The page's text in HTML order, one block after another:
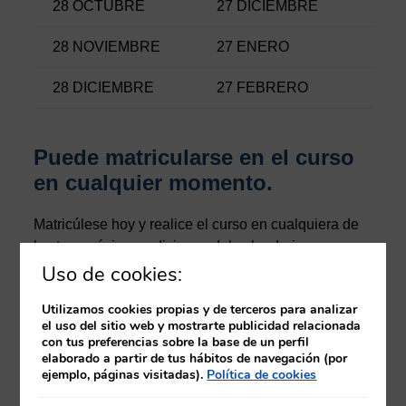
28 OCTUBRE 27 DICIEMBRE
28 NOVIEMBRE 27 ENERO
28 DICIEMBRE 27 FEBRERO
Puede matricularse en el curso
en cualquier momento.
Matricúlese hoy y realice el curso en cualquiera de
las tres próximas ediciones del calendario
(equivalentes a 6 meses de matrícula). Y si necesita
nosotros.
Una vez finalizado el curso, tras la evaluación como
apto por el tutor, podrá descargar un certificado
Uso de cookies:
Utilizamos cookies propias y de terceros para analizar
el uso del sitio web y mostrarte publicidad relacionada
con tus preferencias sobre la base de un perfil
elaborado a partir de tus hábitos de navegación (por
ejemplo, páginas visitadas). Política de cookies